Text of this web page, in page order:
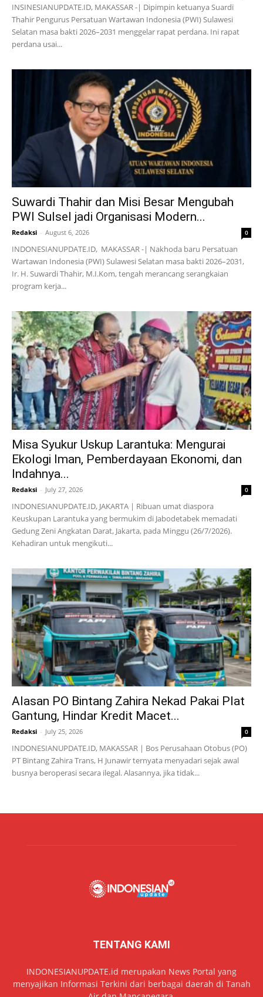
INSINESIANUPDATE.ID, MAKASSAR -| Dipimpin ketuanya Suardi
Thahir Pengurus Persatuan Wartawan Indonesia (PWI) Sulawesi
Selatan masa bakti 2026–2031 menggelar rapat perdana. Ini rapat
perdana usai...
Suwardi Thahir dan Misi Besar Mengubah
PWI Sulsel jadi Organisasi Modern...
Redaksi - August 6, 2026 0
INDONESIANUPDATE.ID, MAKASSAR -| Nakhoda baru Persatuan
Wartawan Indonesia (PWI) Sulawesi Selatan masa bakti 2026–2031,
Ir. H. Suwardi Thahir, M.I.Kom, tengah merancang serangkaian
program kerja...
Misa Syukur Uskup Larantuka: Mengurai
Ekologi Iman, Pemberdayaan Ekonomi, dan
Indahnya...
Redaksi - July 27, 2026 0
INDONESIANUPDATE.ID, JAKARTA | Ribuan umat diaspora
Keuskupan Larantuka yang bermukim di Jabodetabek memadati
Gedung Zeni Angkatan Darat, Jakarta, pada Minggu (26/7/2026).
Kehadiran untuk mengikuti...
Alasan PO Bintang Zahira Nekad Pakai Plat
Gantung, Hindar Kredit Macet...
Redaksi - July 25, 2026 0
INDONESIANUPDATE.ID, MAKASSAR | Bos Perusahaan Otobus (PO)
PT Bintang Zahira Trans, H Junawir ternyata menyadari sejak awal
busnya beroperasi secara ilegal. Alasannya, jika tidak...
TENTANG KAMI
INDONESIANUPDATE.id merupakan News Portal yang
menyajikan Informasi Terkini dari berbagai daerah di Tanah